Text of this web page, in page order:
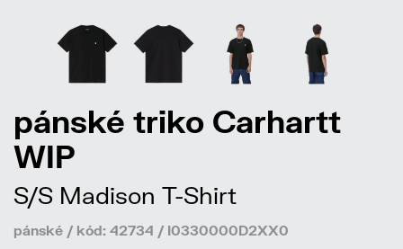
pánské triko Carhartt
WIP
S/S Madison T-Shirt
pánské / kód: 42734 / I0330000D2XX0